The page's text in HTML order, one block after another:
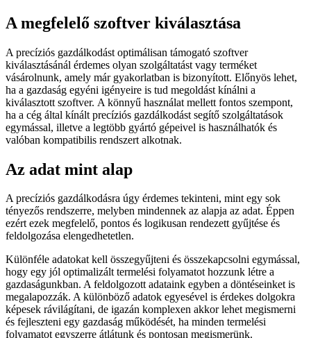
A megfelelő szoftver kiválasztása
A precíziós gazdálkodást optimálisan támogató szoftver
kiválasztásánál érdemes olyan szolgáltatást vagy terméket
vásárolnunk, amely már gyakorlatban is bizonyított. Előnyös lehet,
ha a gazdaság egyéni igényeire is tud megoldást kínálni a
kiválasztott szoftver. A könnyű használat mellett fontos szempont,
ha a cég által kínált precíziós gazdálkodást segítő szolgáltatások
egymással, illetve a legtöbb gyártó gépeivel is használhatók és
valóban kompatibilis rendszert alkotnak.
Az adat mint alap
A precíziós gazdálkodásra úgy érdemes tekinteni, mint egy sok
tényezős rendszerre, melyben mindennek az alapja az adat. Éppen
ezért ezek megfelelő, pontos és logikusan rendezett gyűjtése és
feldolgozása elengedhetetlen.
Különféle adatokat kell összegyűjteni és összekapcsolni egymással,
hogy egy jól optimalizált termelési folyamatot hozzunk létre a
gazdaságunkban. A feldolgozott adataink egyben a döntéseinket is
megalapozzák. A különböző adatok egyesével is érdekes dolgokra
képesek rávilágítani, de igazán komplexen akkor lehet megismerni
és fejleszteni egy gazdaság működését, ha minden termelési
folyamatot egyszerre átlátunk és pontosan megismerünk.